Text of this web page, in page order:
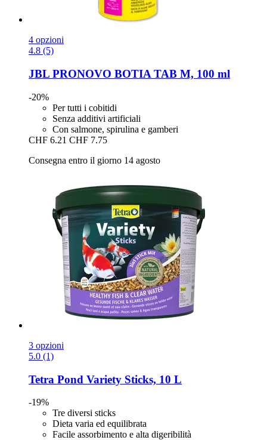
4 opzioni
4.8 (5)
JBL PRONOVO BOTIA TAB M, 100 ml
-20%
Per tutti i cobitidi
Senza additivi artificiali
Con salmone, spirulina e gamberi
CHF 6.21 CHF 7.75
Consegna entro il giorno 14 agosto
3 opzioni
5.0 (1)
Tetra Pond Variety Sticks, 10 L
-19%
Tre diversi sticks
Dieta varia ed equilibrata
Facile assorbimento e alta digeribilità